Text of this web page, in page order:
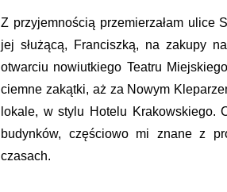
Z przyjemnością przemierzałam ulice
jej służącą, Franciszką, na zakupy
otwarciu nowiutkiego Teatru
ciemne zakątki, aż za Nowym
lokale, w stylu Hotelu Krakowskiego.
budynków, częściowo mi znane z
czasach.